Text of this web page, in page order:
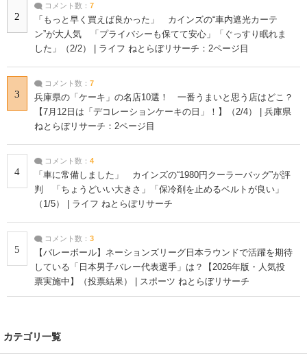
2
コメント数： 7
「もっと早く買えば良かった」 カインズの“車内遮光カーテ
ン”が大人気 「プライバシーも保てて安心」「ぐっすり眠れま
した」（2/2） | ライフ ねとらぼリサーチ：2ページ目
3
コメント数： 7
兵庫県の「ケーキ」の名店10選！ 一番うまいと思う店はどこ？
【7月12日は「デコレーションケーキの日」！】（2/4） | 兵庫県
ねとらぼリサーチ：2ページ目
4
コメント数： 4
「車に常備しました」 カインズの“1980円クーラーバッグ”が評
判 「ちょうどいい大きさ」「保冷剤を止めるベルトが良い」
（1/5） | ライフ ねとらぼリサーチ
5
コメント数： 3
【バレーボール】ネーションズリーグ日本ラウンドで活躍を期待
している「日本男子バレー代表選手」は？【2026年版・人気投
票実施中】（投票結果） | スポーツ ねとらぼリサーチ
カテゴリ一覧